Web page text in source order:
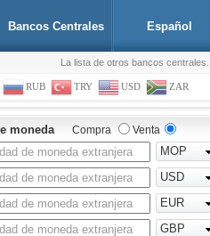
Bancos Centrales Español
La lista de otros bancos centrales...
RUB TRY USD ZAR
moneda Compra Venta
MOP
USD
EUR
GBP